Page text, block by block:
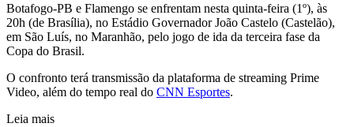
Botafogo-PB e Flamengo se enfrentam nesta quinta-feira (1º), às
20h (de Brasília), no Estádio Governador João Castelo (Castelão),
em São Luís, no Maranhão, pelo jogo de ida da terceira fase da
Copa do Brasil.
O confronto terá transmissão da plataforma de streaming Prime
Video, além do tempo real do CNN Esportes.
Leia mais